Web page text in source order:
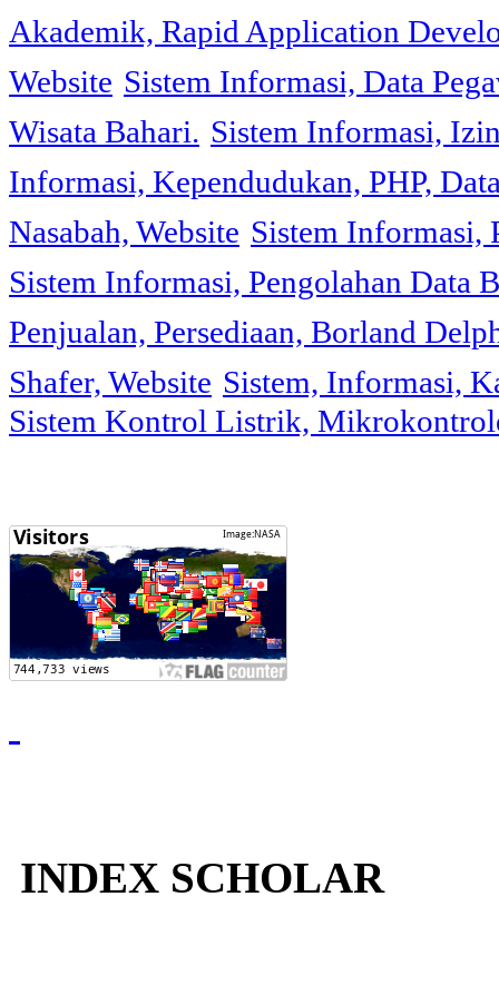
Akademik, Rapid Application
Website Sistem Informasi, Data
Wisata Bahari. Sistem Informasi,
Informasi, Kependudukan, PHP,
Nasabah, Website Sistem Informasi,
Sistem Informasi, Pengolahan Data
Penjualan, Persediaan, Borland
Shafer, Website Sistem, Informasi,
Sistem Kontrol Listrik,
INDEX SCHOLAR